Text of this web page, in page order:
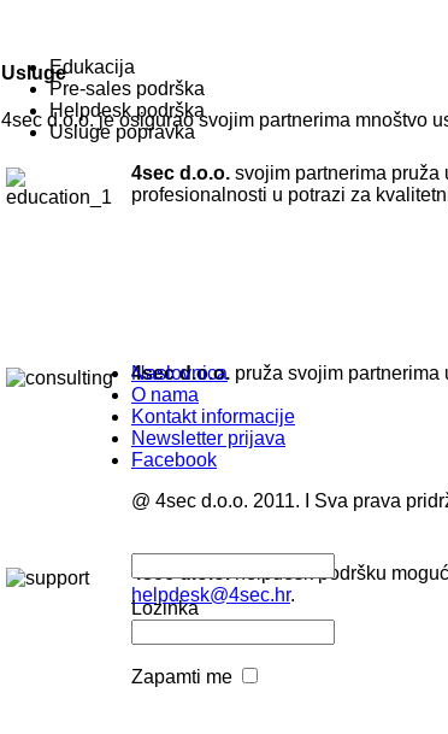
Usluge
4sec d.o.o. je osigurao svojim partnerima mnoštvo
Edukacija
Pre-sales podrška
Helpdesk podrška
Usluge popravka
4sec d.o.o. svojim partnerima
profesionalnosti u potrazi za
4sec d.o.o. pruža svojim partnerima
4sec d.o.o.helpdesk podršku
helpdesk@4sec.hr.
Naslovnica
O nama
Kontakt informacije
Newsletter prijava
Facebook
@ 4sec d.o.o. 2011. I Sva prava
Lozinka
Zapamti me